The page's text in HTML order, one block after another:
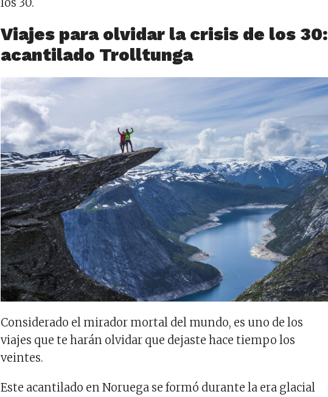
Viajes para olvidar la crisis de los 30:
acantilado Trolltunga
Considerado el mirador mortal del mundo, es uno de los
viajes que te harán olvidar que dejaste hace tiempo los
veintes.
Este acantilado en Noruega se formó durante la era glacial